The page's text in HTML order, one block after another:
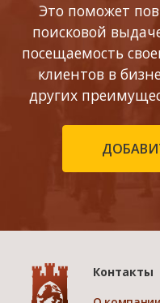
Это поможет
поисковой
посещаемость
клиентов в
других
Контакты